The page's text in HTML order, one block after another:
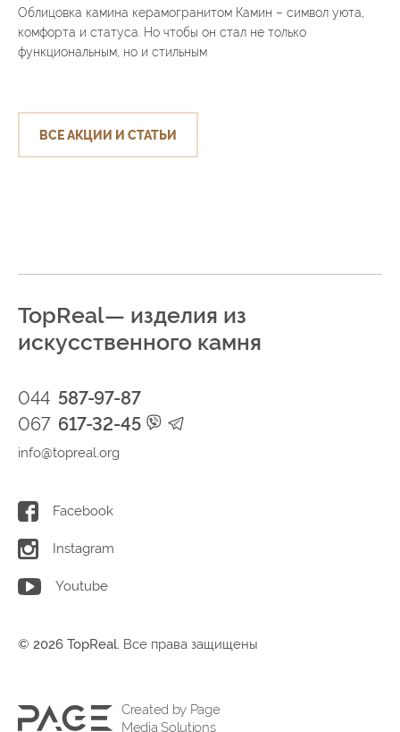
Облицовка камина керамогранитом Камин – символ уюта,
комфорта и статуса. Но чтобы он стал не только
функциональным, но и стильным
ВСЕ АКЦИИ И СТАТЬИ
TopReal— изделия из
искусственного камня
044 587-97-87
067 617-32-45
info@topreal.org
Facebook
Instagram
Youtube
© 2026 TopReal. Все права защищены
Created by Page
Media Solutions